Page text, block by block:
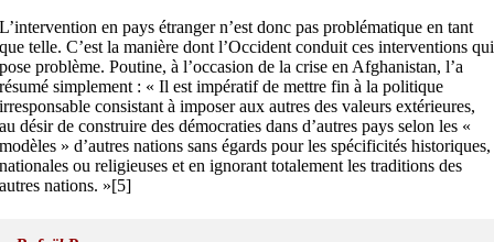
L’intervention en pays étranger n’est donc pas problématique en tant
que telle. C’est la manière dont l’Occident conduit ces interventions qui
pose problème. Poutine, à l’occasion de la crise en Afghanistan, l’a
résumé simplement : « Il est impératif de mettre fin à la politique
irresponsable consistant à imposer aux autres des valeurs extérieures,
au désir de construire des démocraties dans d’autres pays selon les «
modèles » d’autres nations sans égards pour les spécificités historiques,
nationales ou religieuses et en ignorant totalement les traditions des
autres nations. »[5]